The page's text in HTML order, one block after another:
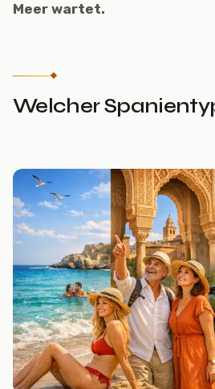
Meer wartet.
Welcher